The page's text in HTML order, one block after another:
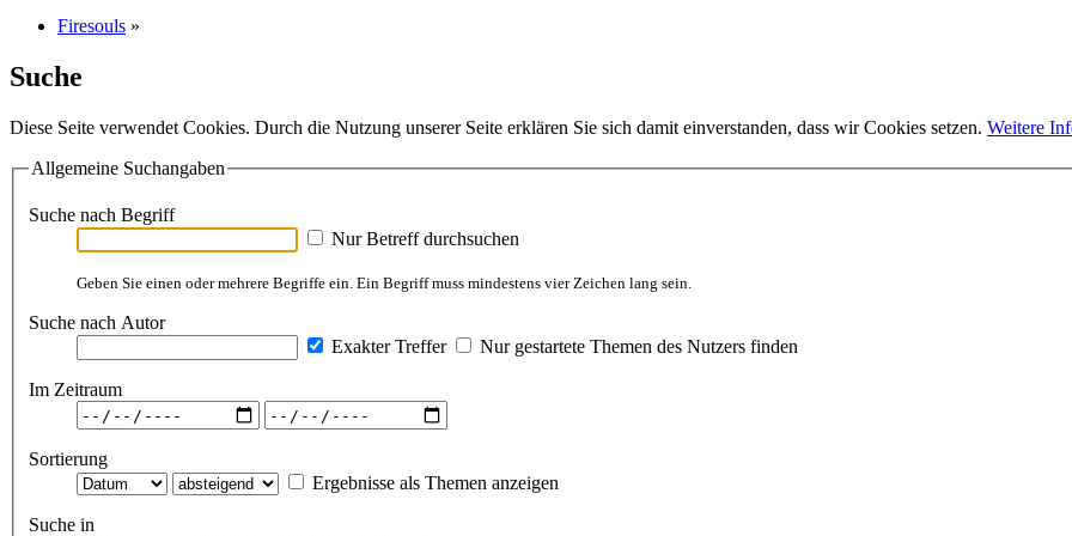
Firesouls »
Suche
Diese Seite verwendet Cookies. Durch die Nutzung unserer Seite erklären Sie sich damit einverstanden, dass wir Cookies setzen. Weitere
Allgemeine Suchangaben
Suche nach Begriff
Nur Betreff durchsuchen
Geben Sie einen oder mehrere Begriffe ein. Ein Begriff muss mindestens vier Zeichen lang sein.
Suche nach Autor
Exakter Treffer
Nur gestartete Themen des Nutzers finden
Im Zeitraum
Sortierung
Ergebnisse als Themen anzeigen
Suche in